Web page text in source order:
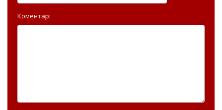
Коментар: